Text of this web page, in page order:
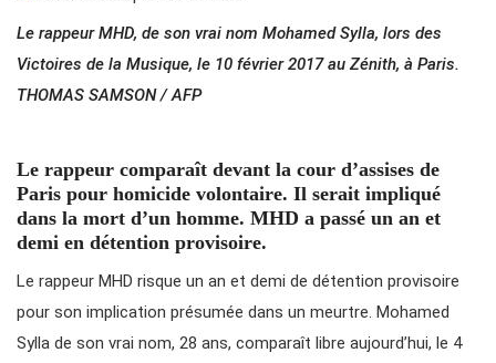
Le rappeur MHD, de son vrai nom Mohamed Sylla, lors des
Victoires de la Musique, le 10 février 2017 au Zénith, à Paris.
THOMAS SAMSON / AFP
Le rappeur comparaît devant la cour d’assises de
Paris pour homicide volontaire. Il serait impliqué
dans la mort d’un homme. MHD a passé un an et
demi en détention provisoire.
Le rappeur MHD risque un an et demi de détention provisoire
pour son implication présumée dans un meurtre. Mohamed
Sylla de son vrai nom, 28 ans, comparaît libre aujourd’hui, le 4